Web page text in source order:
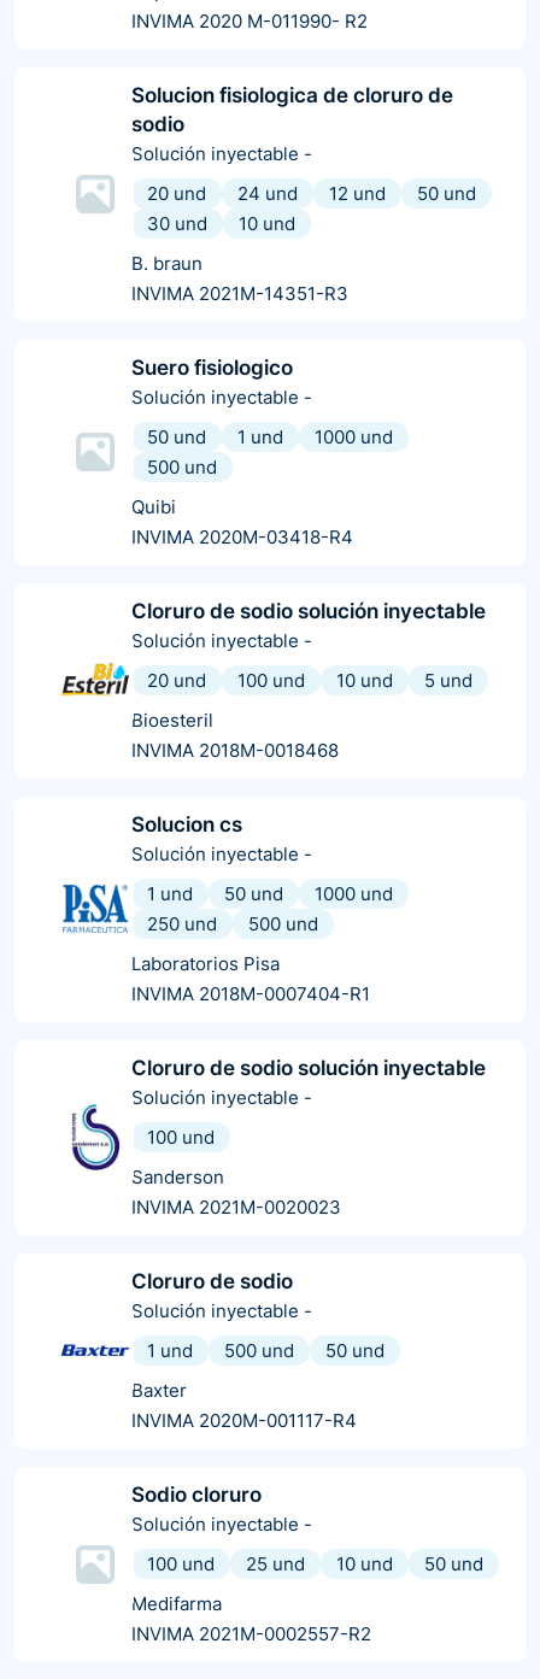
INVIMA 2020 M-011990- R2
Solucion fisiologica de cloruro de
sodio
Solución inyectable -
20 und
24 und 12 und
50 und
30 und
10 und
B. braun
INVIMA 2021M-14351-R3
Suero fisiologico
Solución inyectable -
50 und
1 und
1000 und
500 und
Quibi
INVIMA 2020M-03418-R4
Cloruro de sodio solución inyectable
Solución inyectable -
20 und
100 und 10 und
5 und
Bioesteril
INVIMA 2018M-0018468
Solucion cs
Solución inyectable -
1 und
50 und
1000 und
250 und
500 und
Laboratorios Pisa
INVIMA 2018M-0007404-R1
Cloruro de sodio solución inyectable
Solución inyectable -
100 und
Sanderson
INVIMA 2021M-0020023
Cloruro de sodio
Solución inyectable -
1 und
500 und
50 und
Baxter
INVIMA 2020M-001117-R4
Sodio cloruro
Solución inyectable -
100 und
25 und 10 und
50 und
Medifarma
INVIMA 2021M-0002557-R2